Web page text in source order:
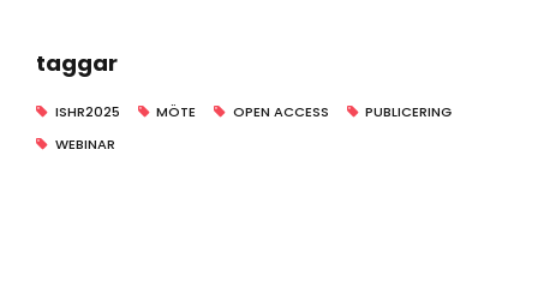
taggar
ISHR2025 MÖTE OPEN ACCESS
PUBLICERING
WEBINAR